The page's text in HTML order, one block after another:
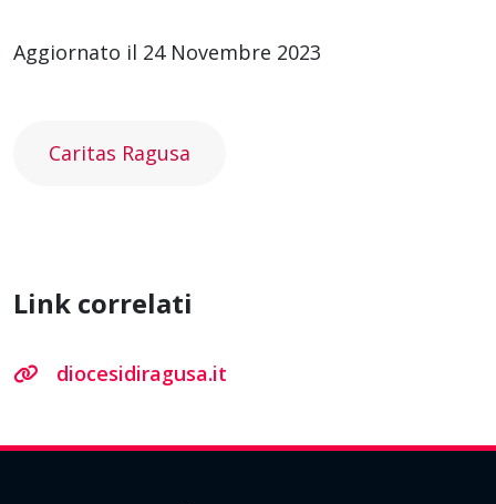
Aggiornato il 24 Novembre 2023
Caritas Ragusa
Link correlati
diocesidiragusa.it